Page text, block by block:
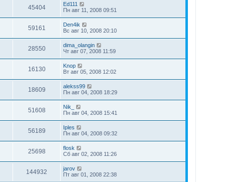
45404
Ed111
Пн авг 11, 2008 09:51
59161
Den4ik
Вс авг 10, 2008 20:10
28550
dima_olangin
Чт авг 07, 2008 11:59
16130
Knop
Вт авг 05, 2008 12:02
18609
alekss99
Пн авг 04, 2008 18:29
51608
Nik_
Пн авг 04, 2008 15:41
56189
Iples
Пн авг 04, 2008 09:32
25698
flosk
Сб авг 02, 2008 11:26
144932
jarov
Пт авг 01, 2008 22:38